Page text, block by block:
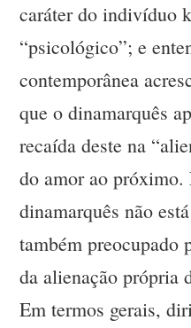
caráter do indivíduo
“psicológico”; e
contemporânea
que o dinamarquês
recaída deste na
do amor ao próximo.
dinamarquês não
também preocupado
da alienação própria
Em termos gerais,